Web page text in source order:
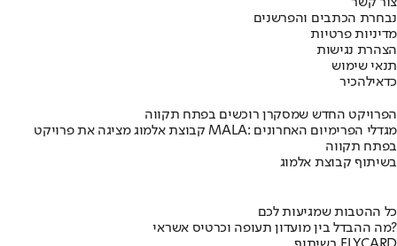
נבחרת הכתבים והפרשנים
מדיניות פרטיות
הצהרת נגישות
תנאי שימוש
כדאילהכיר
הפרויקט החדש שמסקרן רוכשים בפתח תקווה
קבוצת אלמוג מציגה את פרויקט MALA: מגדלי הפרימיום האחרונים
בפתח תקווה
בשיתוף קבוצת אלמוג
כל ההטבות שמגיעות לכם
מה ההבדל בין מועדון תעופה וכרטיס אשראי?